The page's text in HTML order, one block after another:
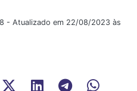
- Atualizado em 22/08/2023 às